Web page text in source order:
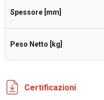
Spessore [mm]
Peso Netto [kg]
Certificazioni